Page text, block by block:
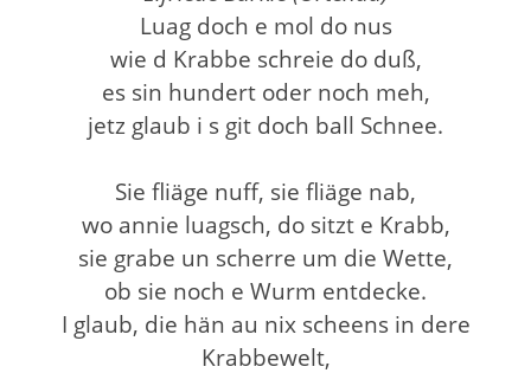
Luag doch e mol do nus
wie d Krabbe schreie do duß,
es sin hundert oder noch meh,
jetz glaub i s git doch ball Schnee.
Sie fliäge nuff, sie fliäge nab,
wo annie luagsch, do sitzt e Krabb,
sie grabe un scherre um die Wette,
ob sie noch e Wurm entdecke.
I glaub, die hän au nix scheens in dere
Krabbewelt,